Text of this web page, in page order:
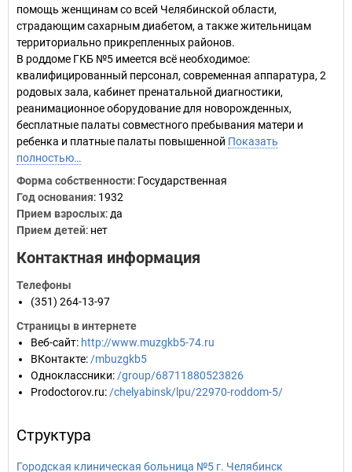
помощь женщинам со всей Челябинской области,
страдающим сахарным диабетом, а также жительницам
территориально прикрепленных районов.
В роддоме ГКБ №5 имеется всё необходимое:
квалифицированный персонал, современная аппаратура, 2
родовых зала, кабинет пренатальной диагностики,
реанимационное оборудование для новорожденных,
бесплатные палаты совместного пребывания матери и
ребенка и платные палаты повышенной Показать
полностью…
Форма собственности: Государственная
Год основания: 1932
Прием взрослых: да
Прием детей: нет
Контактная информация
Телефоны
(351) 264-13-97
Страницы в интернете
Веб-сайт: http://www.muzgkb5-74.ru
ВКонтакте: /mbuzgkb5
Одноклассники: /group/68711880523826
Prodoctorov.ru: /chelyabinsk/lpu/22970-roddom-5/
Структура
Городская клиническая больница №5 г. Челябинск